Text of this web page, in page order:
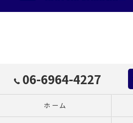
06-6964-4227
ホーム